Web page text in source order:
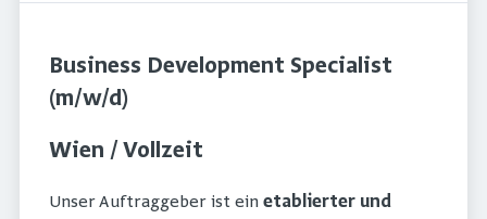
Business Development Specialist
(m/w/d)
Wien / Vollzeit
Unser Auftraggeber ist ein etablierter und